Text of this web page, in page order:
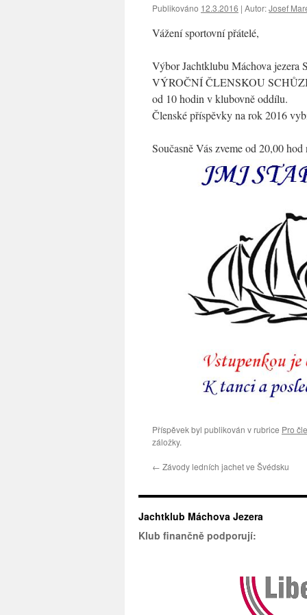
Publikováno 12.3.2016 | Autor:Josef
Vážení sportovní přátelé,
Výbor Jachtklubu Máchova jezera
VÝROČNÍ ČLENSKOU
od 10 hodin v klubovně oddílu.
Členské příspěvky na rok 2016
Současně Vás zveme od 20,00
Příspěvek byl publikován v rubrice Pro
záložky.
← Závody ledních jachet ve Švédsku
Jachtklub Máchova Jezera
Klub finančně podporují: